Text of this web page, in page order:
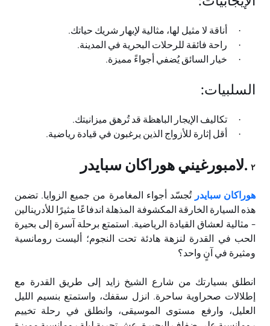
· أناقة لا مثيل لها، مثالية لإبهار شريك حياتك.
· راحة فائقة للرحلات البحرية في المدينة.
· خيار السائق يُضفي أجواءً مميزة.
السلبيات:
· تكاليف الإيجار الباهظة قد تُرهق ميزانيتك.
· أقل إثارة للأزواج الذين يرغبون في قيادة رياضية.
٢ .لامبورغيني هوراكان سبايدر
هوراكان سبايدر تُجسّد أجواء المغامرة من جميع الزوايا. تضمن
هذه السيارة الخارقة المكشوفة المذهلة اندفاعًا مثيرًا للأدرينالين
- مثالية لعشاق القيادة الرياضية. استمتع برحلة آسرة إلى بحيرة
الحب في القدرة لنزهة هادئة تحت النجوم؛ أليست رومانسية
ومثيرة في آنٍ واحد؟
انطلق بسيارتك من شارع الشيخ زايد إلى طريق القدرة مع
إطلالات صحراوية ساحرة. انزل سقفك، واستمتع بنسيم الليل
العليل، وارفع مستوى الموسيقى، وانطلق في رحلة تخييم